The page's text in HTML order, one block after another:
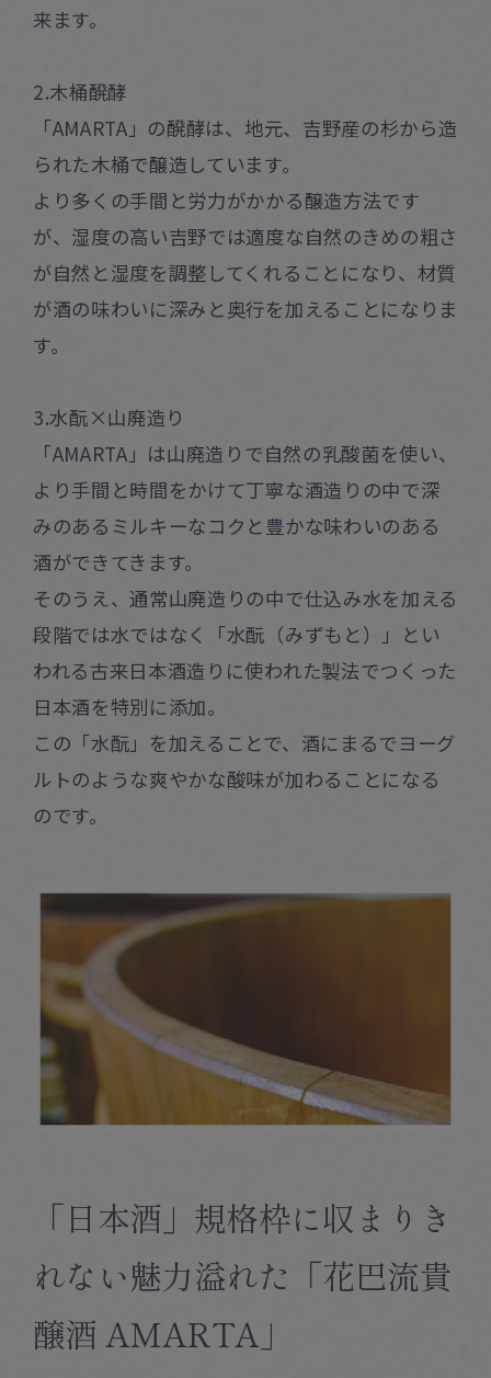
来ます。
2.木桶醗酵
「AMARTA」の醗酵は、地元、吉野産の杉から造
られた木桶で醸造しています。
より多くの手間と労力がかかる醸造方法です
が、湿度の高い吉野では適度な自然のきめの粗さ
が自然と湿度を調整してくれることになり、材質
が酒の味わいに深みと奥行を加えることになりま
す。
3.水酛×山廃造り
「AMARTA」は山廃造りで自然の乳酸菌を使い、
より手間と時間をかけて丁寧な酒造りの中で深
みのあるミルキーなコクと豊かな味わいのある
酒ができてきます。
そのうえ、通常山廃造りの中で仕込み水を加える
段階では水ではなく「水酛（みずもと）」とい
われる古来日本酒造りに使われた製法でつくった
日本酒を特別に添加。
この「水酛」を加えることで、酒にまるでヨーグ
ルトのような爽やかな酸味が加わることになる
のです。
「日本酒」規格枠に収まりき
れない魅力溢れた「花巴流貴
醸酒 AMARTA」